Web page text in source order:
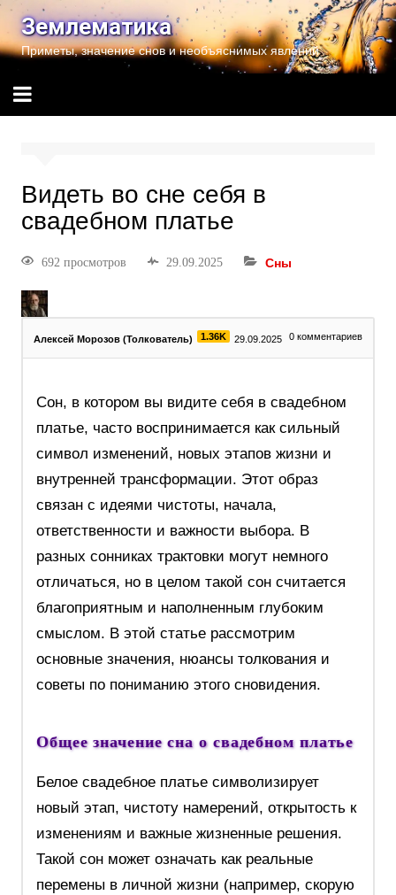
Землематика
Приметы, значение снов и необъяснимых явлений
Видеть во сне себя в
свадебном платье
692 просмотров 29.09.2025 Сны
Алексей Морозов (Толкователь) 1.36K 29.09.2025 0 комментариев
Сон, в котором вы видите себя в свадебном
платье, часто воспринимается как сильный
символ изменений, новых этапов жизни и
внутренней трансформации. Этот образ
связан с идеями чистоты, начала,
ответственности и важности выбора. В
разных сонниках трактовки могут немного
отличаться, но в целом такой сон считается
благоприятным и наполненным глубоким
смыслом. В этой статье рассмотрим
основные значения, нюансы толкования и
советы по пониманию этого сновидения.
Общее значение сна о свадебном платье
Белое свадебное платье символизирует
новый этап, чистоту намерений, открытость к
изменениям и важные жизненные решения.
Такой сон может означать как реальные
перемены в личной жизни (например, скорую